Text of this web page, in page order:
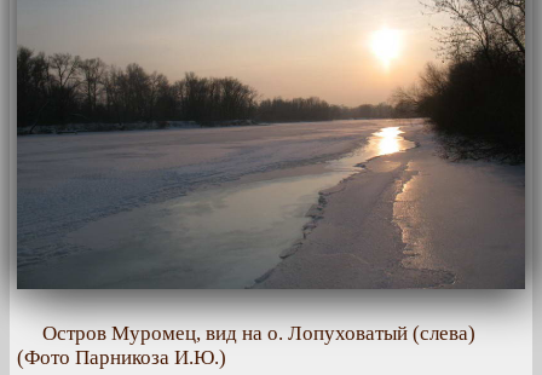
Остров Муромец, вид на о. Лопуховатый (слева)
(Фото Парникоза И.Ю.)